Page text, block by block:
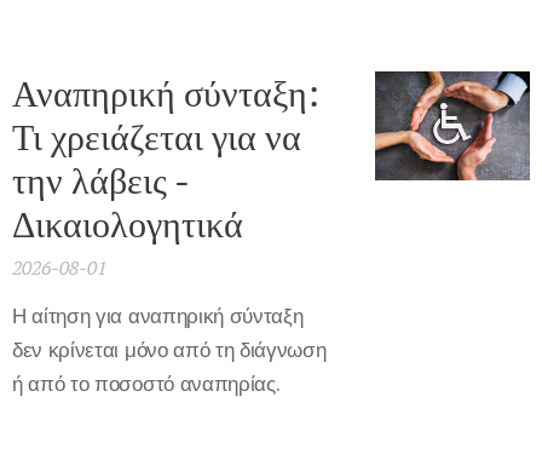
Αναπηρική σύνταξη:
Τι χρειάζεται για να
την λάβεις -
Δικαιολογητικά
2026-08-01
Η αίτηση για αναπηρική σύνταξη
δεν κρίνεται μόνο από τη διάγνωση
ή από το ποσοστό αναπηρίας.